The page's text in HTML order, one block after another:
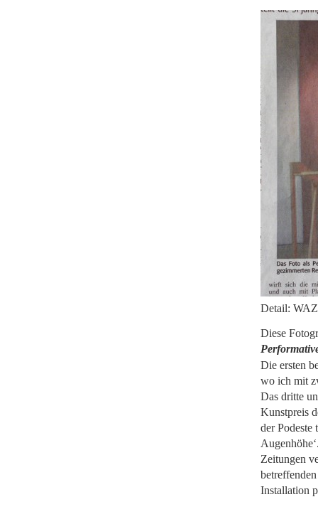
Detail:
Diese
Die ersten
wo ich mit
Das dritte
Kunstpreis
der Podeste
Zeitungen
Installation